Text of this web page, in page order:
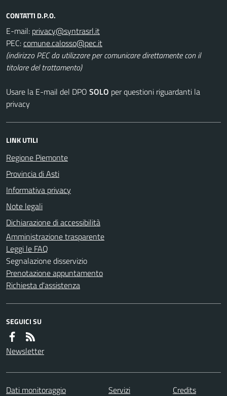
CONTATTI D.P.O.
E-mail:
PEC:
(indirizzo PEC da utilizzare per comunicare direttamente con il
titolare del trattamento)
Usare la E-mail del DPO SOLO per questioni riguardanti la
privacy
LINK UTILI
Regione Piemonte
Provincia di Asti
Informativa privacy
Note legali
Dichiarazione di accessibilità
Amministrazione trasparente
Leggi le FAQ
Segnalazione disservizio
Prenotazione appuntamento
Richiesta d'assistenza
SEGUICI SU
Newsletter
Dati monitoraggio Servizi
Credits